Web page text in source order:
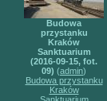
Budowa
przystanku
Kraków
Sanktuarium
(2016-09-15, fot.
09) (admin)
Budowa przystanku
Kraków